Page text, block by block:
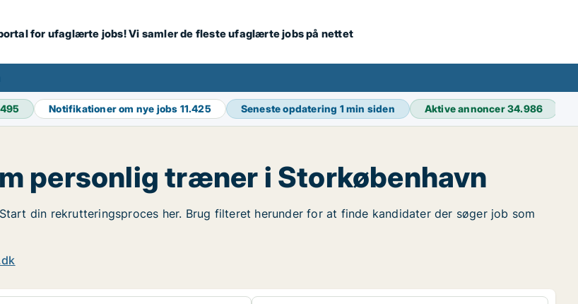
for ufaglærte jobs! Vi samler de fleste ufaglærte jobs på nettet
Notifikationer om nye jobs 11.425 Seneste opdatering 1 min siden Aktive annoncer34.986
personlig træner i Storkøbenhavn
din rekrutteringsproces her. Brug filteret herunder for at finde kandidater der søger job som